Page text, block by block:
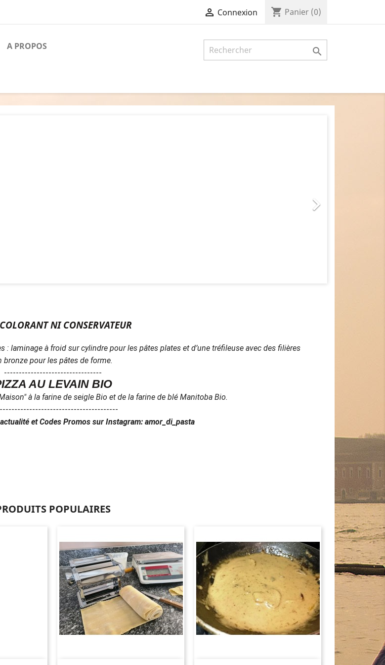
 Connexion shopping_cart Panier (0)
A PROPOS 

NI CONSERVATEUR
laminage à froid sur cylindre pour les pâtes plates et d’une tréfileuse avec des filières
bronze pourles pâtes de forme.
---------------------------------
AU LEVAIN BIO
à la farine de seigle Bio et de la farine de blé Manitoba Bio.
et Codes Promos sur Instagram: amor_di_pasta
POPULAIRES